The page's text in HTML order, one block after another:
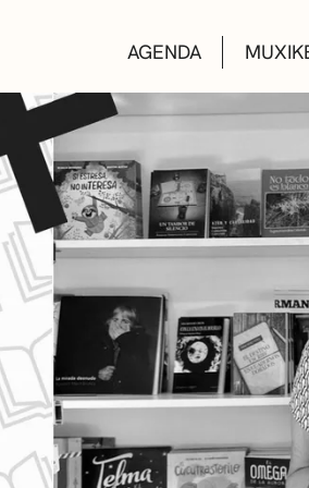
AGENDA
ETXEAK
ESKOLA